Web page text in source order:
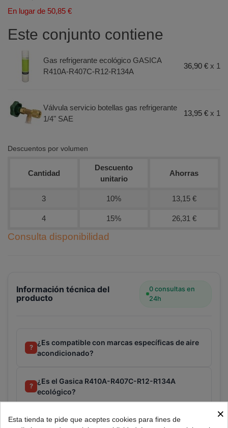
En lugar de 50,85 €
Este conjunto contiene
Gas refrigerante ecológico GASICA
R410A-R407C-R12-R134A
36,90 € x 1
Válvula servicio botellas gas refrigerante
1/4" SAE
13,95 € x 1
Descuentos por volumen
Cantidad
Descuento
unitario
Ahorras
3 10% 13,15 €
4 15% 26,31 €
Consulta disponibilidad
Información técnica del
producto
0 consultas en
24h
?
¿Es compatible con marcas específicas de aire
acondicionado?
?
¿Es el Gasica R410A-R407C-R12-R134A
ecológico?
? ¿Qué capacidad tiene el envase del Gasica?
Terminal de consulta
R12-R134A + llave de servicio
×
Esta tienda te pide que aceptes cookies para fines de